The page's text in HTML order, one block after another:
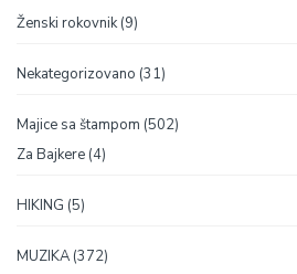
Ženski rokovnik 99
Nekategorizovano 3131
Majice sa štampom 502502
Za Bajkere 44
HIKING 55
MUZIKA 372372